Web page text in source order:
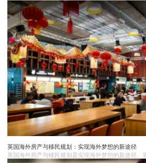
英国海外房产与移民规划：实现海外梦想的新途径